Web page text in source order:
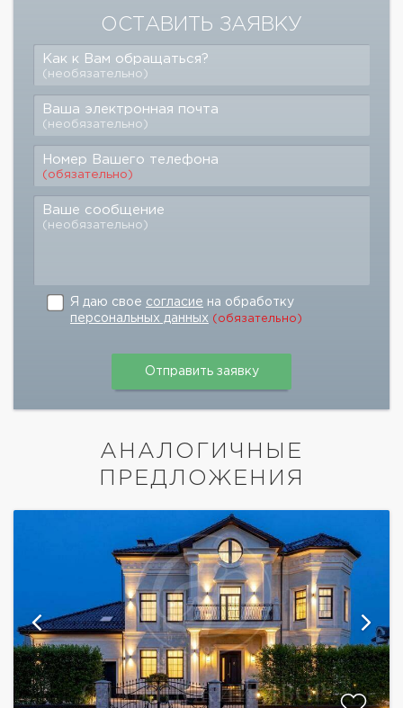
ОСТАВИТЬ ЗАЯВКУ
Как к Вам обращаться?
(необязательно)
Ваша электронная почта
(необязательно)
Номер Вашего телефона
(обязательно)
Ваше сообщение
(необязательно)
Я даю свое согласие на обработку
персональных данных (обязательно)
АНАЛОГИЧНЫЕ
ПРЕДЛОЖЕНИЯ